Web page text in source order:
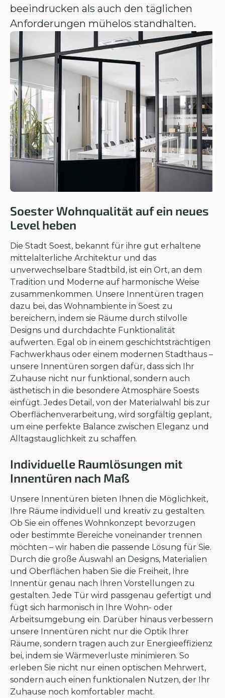
beeindrucken als auch den täglichen
Anforderungen mühelos standhalten.
Soester Wohnqualität auf ein neues
Level heben
Die Stadt Soest, bekannt für ihre gut erhaltene
mittelalterliche Architektur und das
unverwechselbare Stadtbild, ist ein Ort, an dem
Tradition und Moderne auf harmonische Weise
zusammenkommen. Unsere Innentüren tragen
dazu bei, das Wohnambiente in Soest zu
bereichern, indem sie Räume durch stilvolle
Designs und durchdachte Funktionalität
aufwerten. Egal ob in einem geschichtsträchtigen
Fachwerkhaus oder einem modernen Stadthaus –
unsere Innentüren sorgen dafür, dass sich Ihr
Zuhause nicht nur funktional, sondern auch
ästhetisch in die besondere Atmosphäre Soests
einfügt. Jedes Detail, von der Materialwahl bis zur
Oberflächenverarbeitung, wird sorgfältig geplant,
um eine perfekte Balance zwischen Eleganz und
Alltagstauglichkeit zu schaffen.
Individuelle Raumlösungen mit
Innentüren nach Maß
Unsere Innentüren bieten Ihnen die Möglichkeit,
Ihre Räume individuell und kreativ zu gestalten.
Ob Sie ein offenes Wohnkonzept bevorzugen
oder bestimmte Bereiche voneinander trennen
möchten – wir haben die passende Lösung für Sie.
Durch die große Auswahl an Designs, Materialien
und Oberflächen haben Sie die Freiheit, Ihre
Innentür genau nach Ihren Vorstellungen zu
gestalten. Jede Tür wird passgenau gefertigt und
fügt sich harmonisch in Ihre Wohn- oder
Arbeitsumgebung ein. Darüber hinaus verbessern
unsere Innentüren nicht nur die Optik Ihrer
Räume, sondern tragen auch zur Energieeffizienz
bei, indem sie Wärmeverluste minimieren. So
erleben Sie nicht nur einen optischen Mehrwert,
sondern auch einen funktionalen Nutzen, der Ihr
Zuhause noch komfortabler macht.